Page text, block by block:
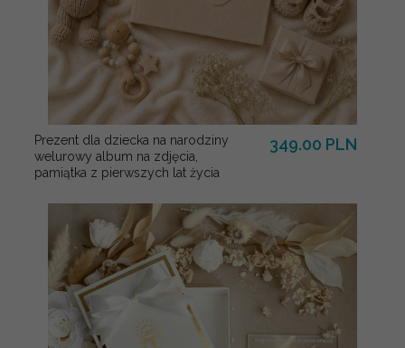
Prezent dla dziecka na narodziny
welurowy album na zdjęcia,
pamiątka z pierwszych lat życia
349.00 PLN